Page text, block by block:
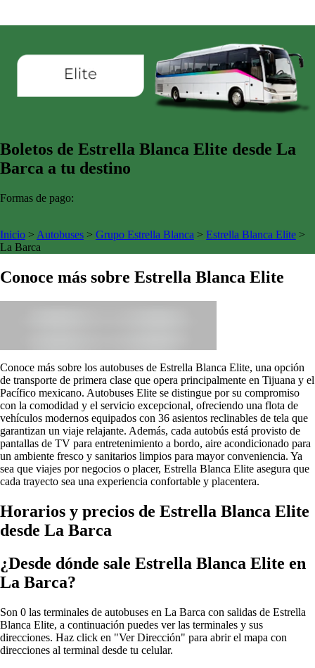
Boletos de Estrella Blanca Elite desde La
Barca a tu destino
Formas de pago:
Inicio > Autobuses > Grupo Estrella Blanca > Estrella Blanca Elite >
La Barca
Conoce más sobre Estrella Blanca Elite
Conoce más sobre los autobuses de Estrella Blanca Elite, una opción
de transporte de primera clase que opera principalmente en Tijuana y el
Pacífico mexicano. Autobuses Elite se distingue por su compromiso
con la comodidad y el servicio excepcional, ofreciendo una flota de
vehículos modernos equipados con 36 asientos reclinables de tela que
garantizan un viaje relajante. Además, cada autobús está provisto de
pantallas de TV para entretenimiento a bordo, aire acondicionado para
un ambiente fresco y sanitarios limpios para mayor conveniencia. Ya
sea que viajes por negocios o placer, Estrella Blanca Elite asegura que
cada trayecto sea una experiencia confortable y placentera.
Horarios y precios de Estrella Blanca Elite
desde La Barca
¿Desde dónde sale Estrella Blanca Elite en
La Barca?
Son 0 las terminales de autobuses en La Barca con salidas de Estrella
Blanca Elite, a continuación puedes ver las terminales y sus
direcciones. Haz click en "Ver Dirección" para abrir el mapa con
direcciones al terminal desde tu celular.